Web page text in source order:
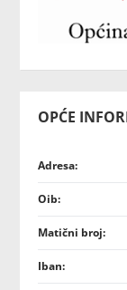
OPĆE
Adresa:
Oib:
Matični broj:
Iban: